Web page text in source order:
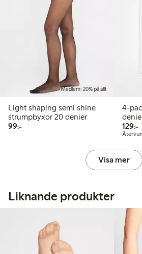
Medlem: 20% på allt
Light shaping semi shine
strumpbyxor 20 denier
99:-99,00 kr
4-pack
129:-
Visa mer
Liknande produkter